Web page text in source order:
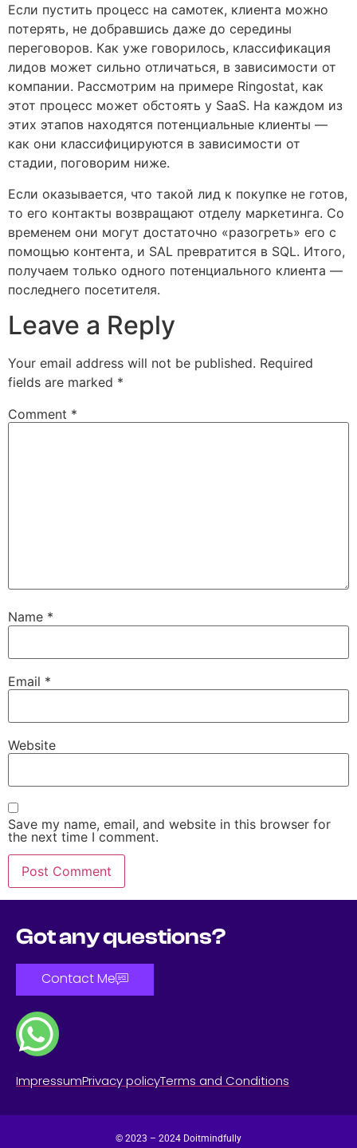
Если пустить процесс на самотек, клиента можно
потерять, не добравшись даже до середины
переговоров. Как уже говорилось, классификация
лидов может сильно отличаться, в зависимости от
компании. Рассмотрим на примере Ringostat, как
этот процесс может обстоять у SaaS. На каждом из
этих этапов находятся потенциальные клиенты —
как они классифицируются в зависимости от
стадии, поговорим ниже.
Если оказывается, что такой лид к покупке не готов,
то его контакты возвращают отделу маркетинга. Со
временем они могут достаточно «разогреть» его с
помощью контента, и SAL превратится в SQL. Итого,
получаем только одного потенциального клиента —
последнего посетителя.
Leave a Reply
Your email address will not be published. Required
fields are marked *
Comment *
Name *
Email *
Website
Save my name, email, and website in this browser for
the next time I comment.
Got any questions?
Contact Me
ImpressumPrivacy policyTerms and Conditions
© 2023 – 2024 Doitmindfully